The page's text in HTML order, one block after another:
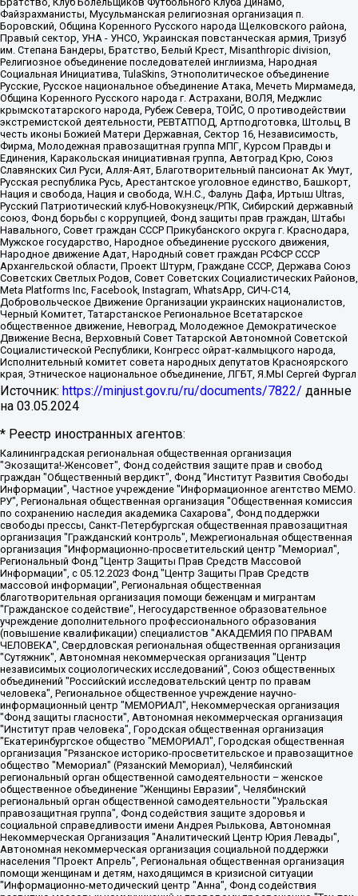
Файзрахманисты, Мусульманская религиозная организация п.
Боровский, Община Коренного Русского народа Щелковского района,
Правый сектор, УНА - УНСО, Украинская повстанческая армия, Тризуб
им. Степана Бандеры, Братство, Белый Крест, Misanthropic division,
Религиозное объединение последователей инглиизма, Народная
Социальная Инициатива, TulaSkins, Этнополитическое объединение
Русские, Русское национальное объединение Атака, Мечеть Мирмамеда,
Община Коренного Русского народа г. Астрахани, ВОЛЯ, Меджлис
крымскотатарского народа, Рубеж Севера, ТОЙС, О противодействии
экстремистской деятельности, РЕВТАТПОД, Артподготовка, Штольц, В
честь иконы Божией Матери Державная, Сектор 16, Независимость,
Фирма, Молодежная правозащитная группа МПГ, Курсом Правды и
Единения, Каракольская инициативная группа, Автоград Крю, Союз
Славянских Сил Руси, Алля-Аят, Благотворительный пансионат Ак Умут,
Русская республика Русь, Арестантское уголовное единство, Башкорт,
Нация и свобода, Нация и свобода, W.H.С., Фалунь Дафа, Иртыш Ultras,
Русский Патриотический клуб-Новокузнецк/РПК, Сибирский державный
союз, Фонд борьбы с коррупцией, Фонд защиты прав граждан, Штабы
Навального, Совет граждан СССР Прикубанского округа г. Краснодара,
Мужское государство, Народное объединение русского движения,
Народное движение Адат, Народный совет граждан РСФСР СССР
Архангельской области, Проект Штурм, Граждане СССР, Держава Союз
Советских Светлых Родов, Совет Советских Социалистических Районов,
Meta Platforms Inc, Facebook, Instagram, WhatsApp, СИЧ-С14,
Добровольческое Движение Организации украинских националистов,
Черный Комитет, Татарстанское Региональное Всетатарское
общественное движение, Невоград, Молодежное Демократическое
Движение Весна, Верховный Совет Татарской Автономной Советской
Социалистической Республики, Конгресс ойрат-калмыцкого народа,
Исполнительный комитет совета народных депутатов Красноярского
края, Этническое национальное объединение, ЛГБТ, Я.МЫ Сергей Фургал
Источник: https://minjust.gov.ru/ru/documents/7822/ данные
на 03.05.2024
* Реестр иностранных агентов:
Калининградская региональная общественная организация "Экозащита!-Женсовет", Фонд содействия защите прав и свобод граждан "Общественный вердикт", Фонд "Институт Развития Свободы Информации", Частное учреждение "Информационное агентство МЕМО. РУ", Региональная общественная организация "Общественная комиссия по сохранению наследия академика Сахарова", Фонд поддержки свободы прессы, Санкт-Петербургская общественная правозащитная организация "Гражданский контроль", Межрегиональная общественная организация "Информационно-просветительский центр "Мемориал", Региональный Фонд "Центр Защиты Прав Средств Массовой Информации", с 05.12.2023 Фонд "Центр Защиты Прав Средств массовой информации", Региональная общественная благотворительная организация помощи беженцам и мигрантам "Гражданское содействие", Негосударственное образовательное учреждение дополнительного профессионального образования (повышение квалификации) специалистов "АКАДЕМИЯ ПО ПРАВАМ ЧЕЛОВЕКА", Свердловская региональная общественная организация "Сутяжник", Автономная некоммерческая организация "Центр независимых социологических исследований", Союз общественных объединений "Российский исследовательский центр по правам человека", Региональное общественное учреждение научно-информационный центр "МЕМОРИАЛ", Некоммерческая организация "Фонд защиты гласности", Автономная некоммерческая организация "Институт прав человека", Городская общественная организация "Екатеринбургское общество "МЕМОРИАЛ", Городская общественная организация "Рязанское историко-просветительское и правозащитное общество "Мемориал" (Рязанский Мемориал), Челябинский региональный орган общественной самодеятельности – женское общественное объединение "Женщины Евразии", Челябинский региональный орган общественной самодеятельности "Уральская правозащитная группа", Фонд содействия защите здоровья и социальной справедливости имени Андрея Рылькова, Автономная Некоммерческая Организация "Аналитический Центр Юрия Левады", Автономная некоммерческая организация социальной поддержки населения "Проект Апрель", Региональная общественная организация помощи женщинам и детям, находящимся в кризисной ситуации "Информационно-методический центр "Анна", Фонд содействия развитию массовых коммуникаций и правовому просвещению "Так-так-Так", Фонд содействия устойчивому развитию "Серебряная тайга", Свердловский региональный общественный фонд социальных проектов "Новое время", "Idel.Реалии", Кавказ.Реалии, Крым.Реалии, Телеканал Настоящее Время, Татаро-башкирская служба Радио Свобода (Azatliq Radiosi), Радио Свободная Европа/Радио Свобода (PCE/PC), "Сибирь.Реалии", "Фактограф", Благотворительный фонд помощи осужденным и их семьям, Автономная некоммерческая организация "Институт глобализации и социальных движений", Фонд "В защиту прав заключенных", Частное учреждение "Центр поддержки и содействия развитию средств массовой информации", Пензенский региональный общественный благотворительный фонд "Гражданский союз", "Север.Реалии", Некоммерческая организация Фонд "Правовая инициатива", Общество с ограниченной ответственностью "Радио Свободная Европа/Радио Свобода", Чешское информационное агентство "MEDIUM-ORIENT", Красноярская региональная общественная организация "Мы против СПИДа", Камалягин Денис Николаевич, Маркелов Сергей Евгеньевич, Пономарев Лев Александрович, Савицкая Людмила Алексеевна, Автономная некоммерческая организация "Центр по работе с проблемой насилия "НАСИЛИЮ.НЕТ", Межрегиональный профессиональный союз работников здравоохранения "Альянс врачей", Юридическое лицо, зарегистрированное в Латвийской Республике, SIA "Medusa Project" (регистрационный номер 40103797863, дата регистрации 10.06.2014), Некоммерческая организация "Фонд по борьбе с коррупцией", Автономная некоммерческая организация "Институт права и публичной политики", Баданин Роман Сергеевич, Гликин Максим Александрович, Железнова Мария Михайловна, Лукьянова Юлия Сергеевна, Маетная Елизавета Витальевна, Маняхин Петр Борисович, Чуракова Ольга Владимировна, Ярош Юлия Петровна, Юридическое лицо "The Insider SIA", зарегистрированное в Риге, Латвийская Республика (дата регистрации 26.06.2015), являющееся администратором доменного имени интернет-издания "The Insider SIA", https://theins.ru, Постернак Алексей Евгеньевич, Рубин Михаил Аркадьевич, Анин Роман Александрович, Юридическое лицо Istories fonds, зарегистрированное в Латвийской Республике (регистрационный номер 50008295751, дата регистрации 24.02.2020), Великовский Дмитрий Александрович, Долинина Ирина Николаевна, Мароховская Алеся Алексеевна, Шлейнов Роман Юрьевич, Шмагун Олеся Валентиновна, Общество с ограниченной ответственностью "Альтаир 2021", Общество с ограниченной ответственностью "Вега 2021", Общество с ограниченной ответственностью "Главный редактор 2021", Общество с ограниченной ответственностью "Ромашки монолит", Важенков Артем Валерьевич, Ивановская областная общественная организация "Центр гендерных исследований", Гурман Юрий Альбертович, Медиапроект "ОВД-Инфо", Егоров Владимир Владимирович, Жилинский Владимир Александрович, Общество с ограниченной ответственностью "ЗП", Иванова София Юрьевна, Карезина Инна Павловна, Кильтау Екатерина Викторовна, Петров Алексей Викторович, Пискунов Сергей Евгеньевич, Смирнов Сергей Сергеевич, Тихонов Михаил Сергеевич, Общество с ограниченной ответственностью "ЖУРНАЛИСТ-ИНОСТРАННЫЙ АГЕНТ", Арапова Галина Юрьевна, Вольтская Татьяна Анатольевна, Американская компания "Mason G.E.S. Anonymous Foundation" (США), являющаяся владельцем интернет-издания https://mnews.world/, Компания "Stichting Bellingcat", зарегистрированная в Нидерландах (дата регистрации 11.07.2018), Захаров Андрей Вячеславович, Клепиковская Екатерина Дмитриевна, Общество с ограниченной ответственностью "МЕМО", Перл Роман Александрович, Симонов Евгений Алексеевич, Соловьева Елена Анатольевна, Сотников Даниил Владимирович, Сурначева Елизавета Дмитриевна, Автономная некоммерческая организация по защите прав человека и информированию населения "Якутия – Наше Мнение", Общество с ограниченной ответственностью "Москоу диджитал медиа", с 26.01.2023 Общество с ограниченной ответственностью "Чайка Белые сады", Ветошкина Валерия Валерьевна, Заговора Максим Александрович, Межрегиональное общественное движение "Российская ЛГБТ - сеть", Оленичев Максим Владимирович, Павлов Иван Юрьевич, Скворцова Елена Сергеевна, Общество с ограниченной ответственностью "Как бы инагент", Кочетков Игорь Викторович, Общество с ограниченной ответственностью "Честные выборы", Еланчик Олег Александрович, Общество с ограниченной ответственностью "Нобелевский призыв", Гималова Регина Эмилевна, Григорьев Андрей Валерьевич, Григорьева Алина Александровна, Ассоциация по содействию защите прав призывников, альтернативнослужащих и военнослужащих "Правозащитная группа "Гражданин.Армия.Право", Хисамова Регина Фаритовна, Автономная некоммерческая организация по реализации социально-правовых программ "Лилит", Дальневосточное общественное движение "Маяк", Санкт-Петербургская ЛГБТ-инициативная группа "Выход", Инициативная группа ЛГБТ+ "Реверс", Алексеев Андрей Викторович, Бекбулатова Таисия Львовна, Беляев Иван Михайлович, Владыкина Елена Сергеевна, Гельман Марат Александрович, Никульшина Вероника Юрьевна, Толоконникова Надежда Андреевна, Шендерович Виктор Анатольевич, Общество с ограниченной ответственностью "Данное сообщение", Общество с ограниченной ответственностью Издательский дом "Новая глава", Айнбиндер Александра Александровна, Московский комьюнити-центр для ЛГБТ+инициатив, Благотворительный фонд развития филантропии, Deutsche Welle (Германия, Kurt-Schumacher-Strasse 3, 53113 Bonn), Борзунова Мария Михайловна, Воробьев Виктор Викторович, Голубева Анна Львовна, Константинова Алла Михайловна, Малкова Ирина Владимировна, Мурадов Мурад Абдулгалимович, Осетинская Елизавета Николаевна, Понасенков Евгений Николаевич, Ганапольский Матвей Юрьевич, Киселев Евгений Алексеевич, Борухович Ирина Григорьевна, Дремин Иван Тимофеевич, Дубровский Дмитрий Викторович, Красноярская региональная общественная организация поддержки и развития альтернативных образовательных технологий и межкультурных коммуникаций "ИНТЕРРА", Маяковская Екатерина Алексеевна, Фейгин Марк Захарович, Филимонов Андрей Викторович, Дзугкоева Регина Николаевна, Доброхотов Роман Александрович, Дудь Юрий Александрович, Елкин Сергей Владимирович, Кругликов Кирилл Игоревич, Сабунаева Мария Леонидовна, Семенов Алексей Владимирович, Шаинян Карен Багратович, Шульман Екатерина Михайловна, Асафьев Артур Валерьевич, Вахштайн Виктор Семенович, Венедиктов Алексей Алексеевич, Лушникова Екатерина Евгеньевна, Волков Леонид Михайлович, Невзоров Александр Глебович, Пархоменко Сергей Борисович, Сироткин Ярослав Николаевич, Кара-Мурза Владимир Владимирович, Баранова Наталья Владимировна, Гозман Леонид Яковлевич, Кагарлицкий Борис Юльевич, Климарев Михаил Валерьевич, Милов Владимир Станиславович, Автономная некоммерческая организация Краснодарский центр современного искусства "Типография", Моргенштерн Алишер Тагирович, Соболь Любовь Эдуардовна, Общество с ограниченной ответственностью "ЛИЗА НОРМ", Каспаров Гарри Кимович, Ходорковский Михаил Борисович, Общество с ограниченной ответственностью "Апрельские тезисы", Данилович Ирина Брониславовна, Кашин Олег Владимирович, Петров Николай Владимирович, Пивоваров Алексей Владимирович, Соколов Михаил Владимирович, Цветкова Юлия Владимировна, Чичваркин Евгений Александрович, Комитет против пыток/Команда против пыток, Общество с ограниченной ответственностью "Первый научный", Общество с ограниченной ответственностью "Вертолет и ко", Белоцерковская Вероника Борисовна, Кац Максим Евгеньевич, Лазарева Татьяна Юрьевна, Шаведдинов Руслан Табризович, Яшин Илья Валерьевич, Общество с ограниченной ответственностью "Иноагент ААВ", Алешковский Дмитрий Петрович, Альбац Евгения Марковна, Быков Дмитрий Львович, Галямина Юлия Евгеньевна, Лойко Сергей Леонидович, Мартынов Кирилл Константинович, Медведев Сергей Александрович, Крашенинников Федор Геннадиевич, Гордеева Катерина Вл